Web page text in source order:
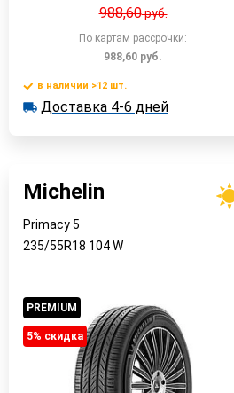
988,60руб.
По картам рассрочки:
988,60 руб.
В корзину
в наличии >12 шт.
в наличии >12 шт.
Доставка 4-6 дней
Michelin
Primacy 5
235/55R18 104W
PREMIUM
5% cкидка